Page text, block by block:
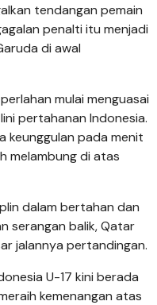
tendangan pemain
penalti itu menjadi
di awal
mulai menguasai
pertahanan Indonesia.
keunggulan pada menit
melambung di atas
dalam bertahan dan
serangan balik, Qatar
jalannya pertandingan.
U-17 kini berada
kemenangan atas